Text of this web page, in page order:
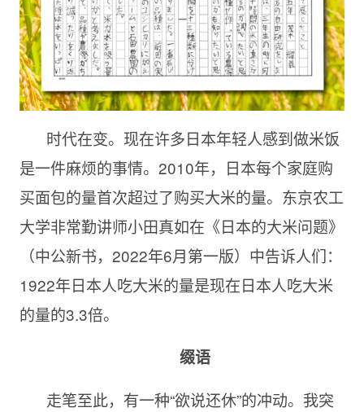
时代在变。现在许多日本年轻人感到做米饭
是一件麻烦的事情。2010年，日本每个家庭购
买面包的量首次超过了购买大米的量。东京农工
大学非常勤讲师小田真如在《日本的大米问题》
（中公新书，2022年6月第一版）中告诉人们：
1922年日本人吃大米的量是现在日本人吃大米
的量的3.3倍。
缀语
走笔至此，有一种“欲说还休”的冲动。我突